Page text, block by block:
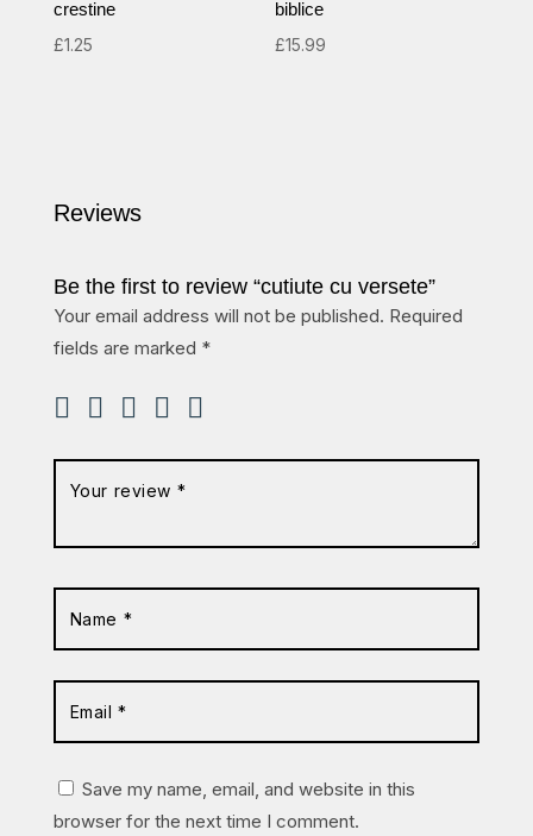
crestine
£1.25
biblice
£15.99
Reviews
Be the first to review “cutiute cu versete”
Your email address will not be published. Required
fields are marked *
Save my name, email, and website in this
browser for the next time I comment.